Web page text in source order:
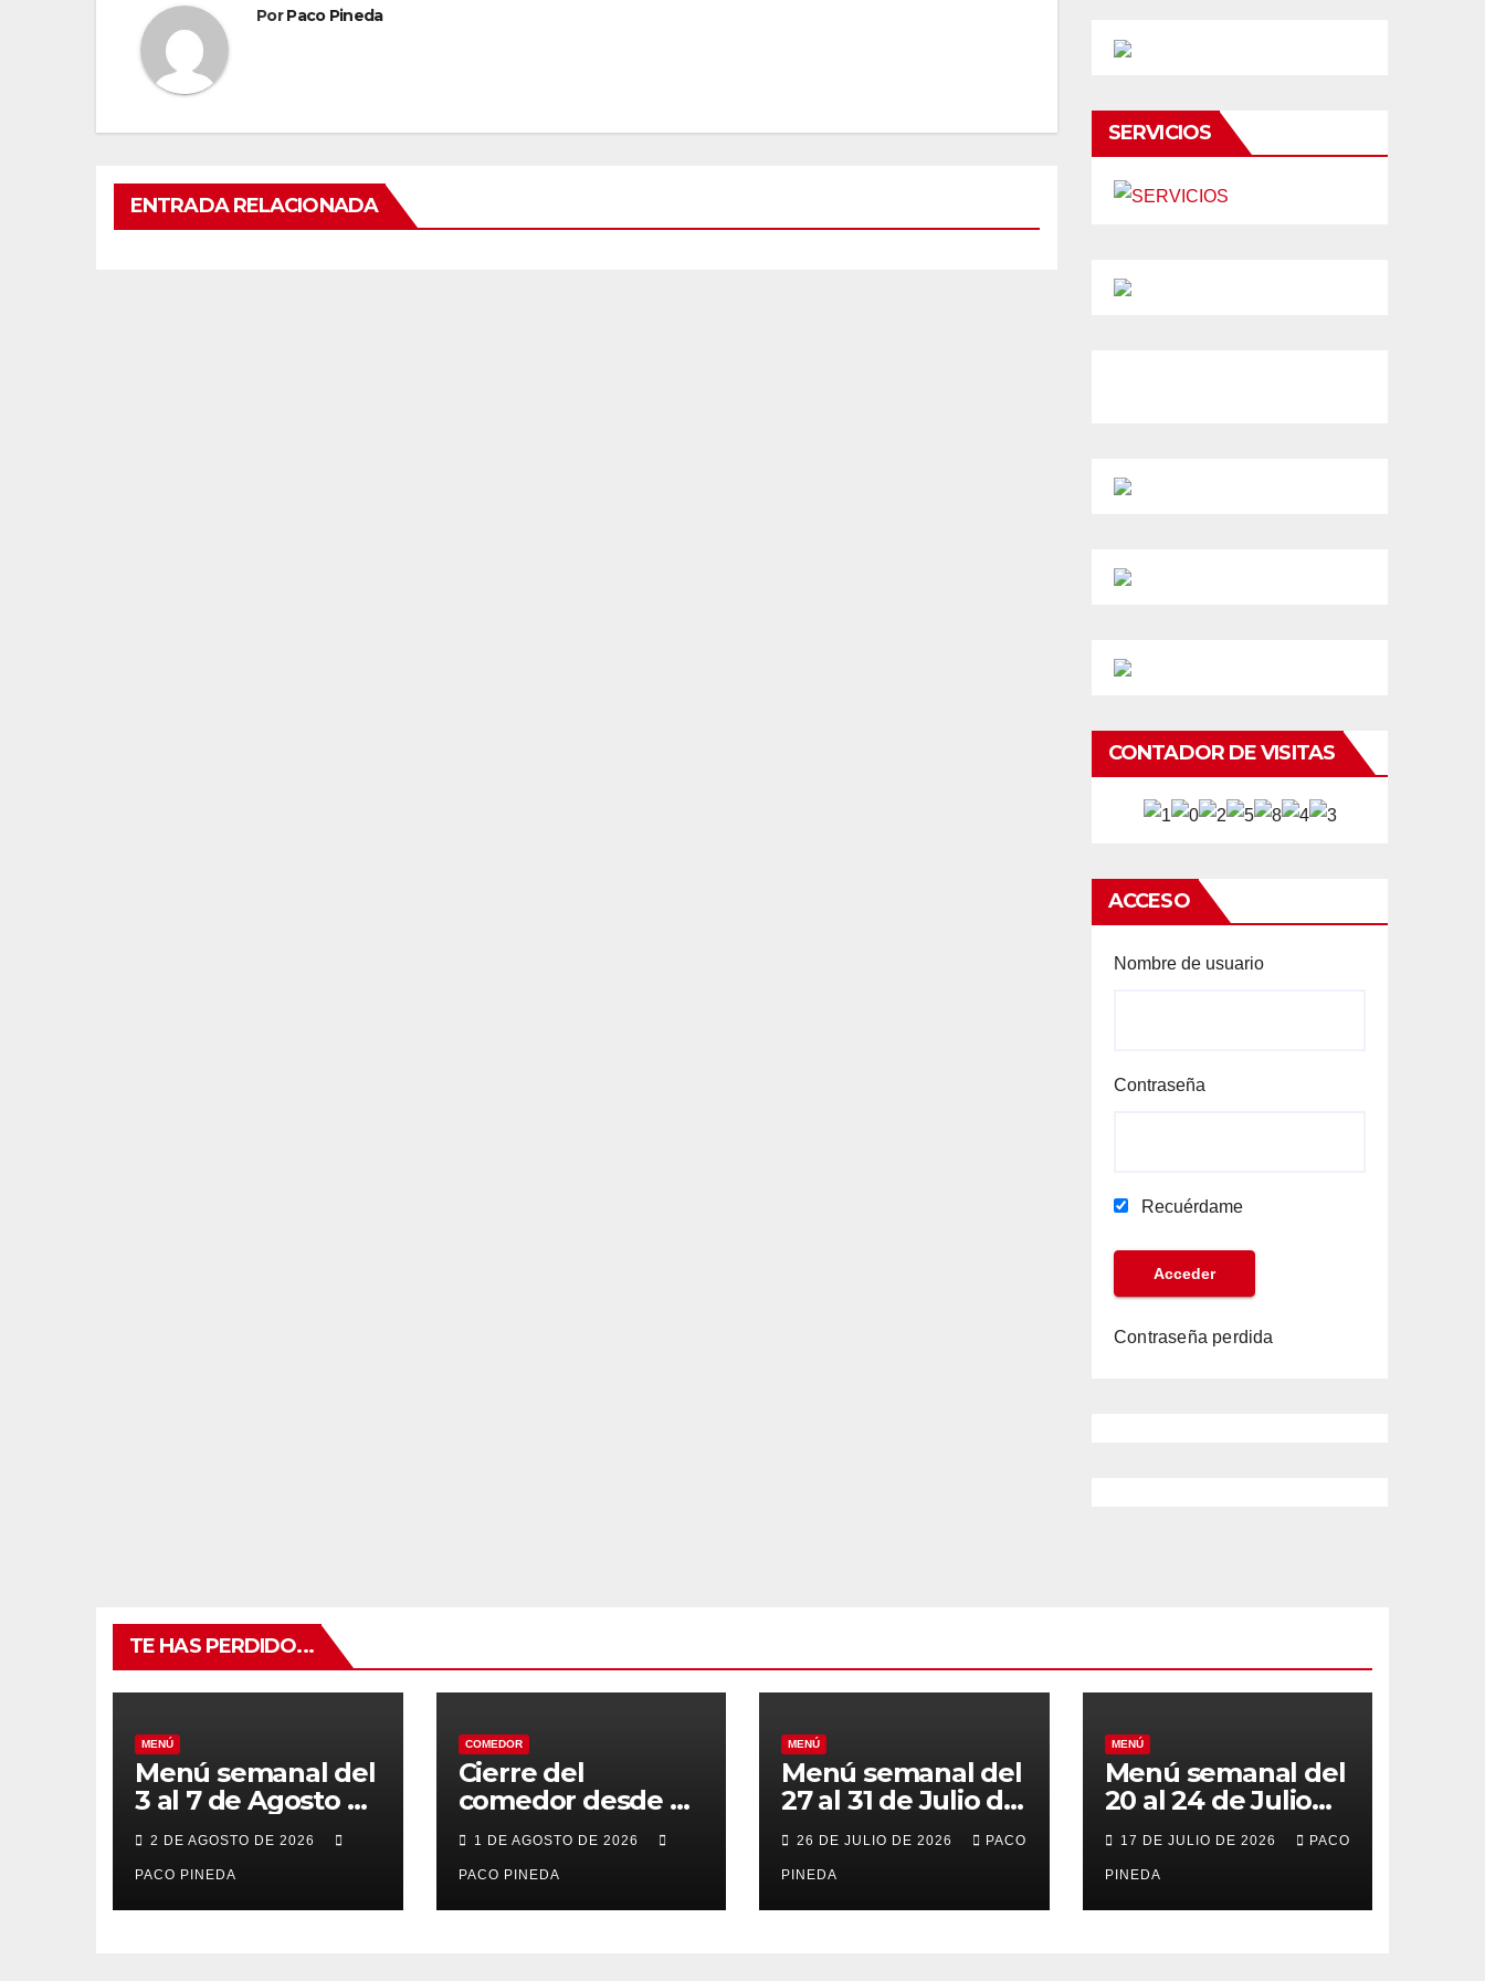
PorPaco Pineda
ENTRADA RELACIONADA
SERVICIOS
CONTADOR DE VISITAS
ACCESO
Nombre de usuario
Contraseña
Recuérdame
Contraseña perdida
TE HAS PERDIDO...
MENÚ
Menú semanal del
3 al 7 de Agosto de
2026
2 DE AGOSTO DE 2026
PACO PINEDA
COMEDOR
Cierre del
comedor desde el
7 al 21 de Agosto
por vacaciones
1 DE AGOSTO DE 2026
PACO PINEDA
MENÚ
Menú semanal del
27 al 31 de Julio de
2026
26 DE JULIO DE 2026 PACO
PINEDA
MENÚ
Menú semanal del
20 al 24 de Julio
de 2026
17 DE JULIO DE 2026 PACO
PINEDA